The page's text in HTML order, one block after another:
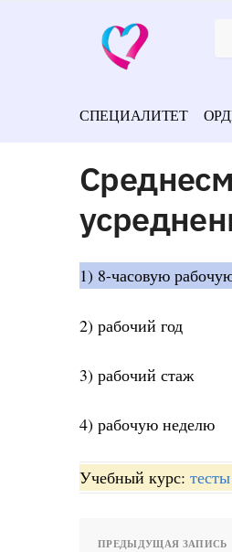
СПЕЦИАЛИТЕТ
1) 8-часовую
2) рабочий год
3) рабочий стаж
4) рабочую неделю
Учебный курс:
ПРЕДЫДУЩАЯ ЗАПИСЬ